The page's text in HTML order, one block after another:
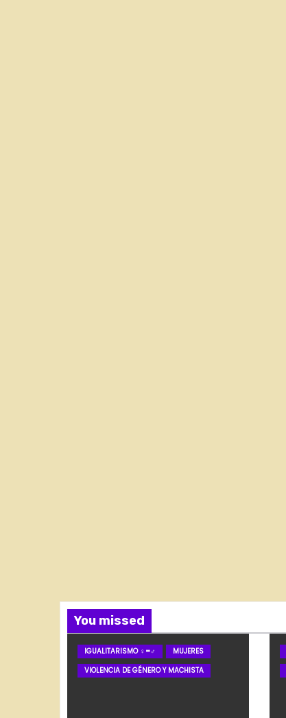
You missed
IGUALITARISMO ♀=♂
MUJERES
VIOLENCIA DE GÉNERO Y MACHISTA